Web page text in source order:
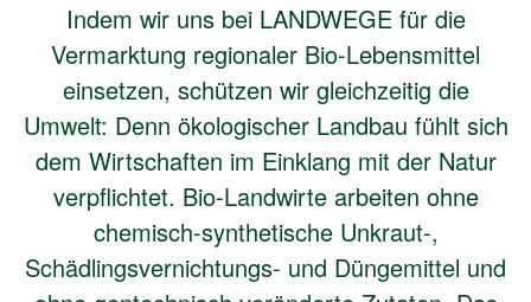
Indem wir uns bei LANDWEGE für die
Vermarktung regionaler Bio-Lebensmittel
einsetzen, schützen wir gleichzeitig die
Umwelt: Denn ökologischer Landbau fühlt sich
dem Wirtschaften im Einklang mit der Natur
verpflichtet. Bio-Landwirte arbeiten ohne
chemisch-synthetische Unkraut-,
Schädlingsvernichtungs- und Düngemittel und